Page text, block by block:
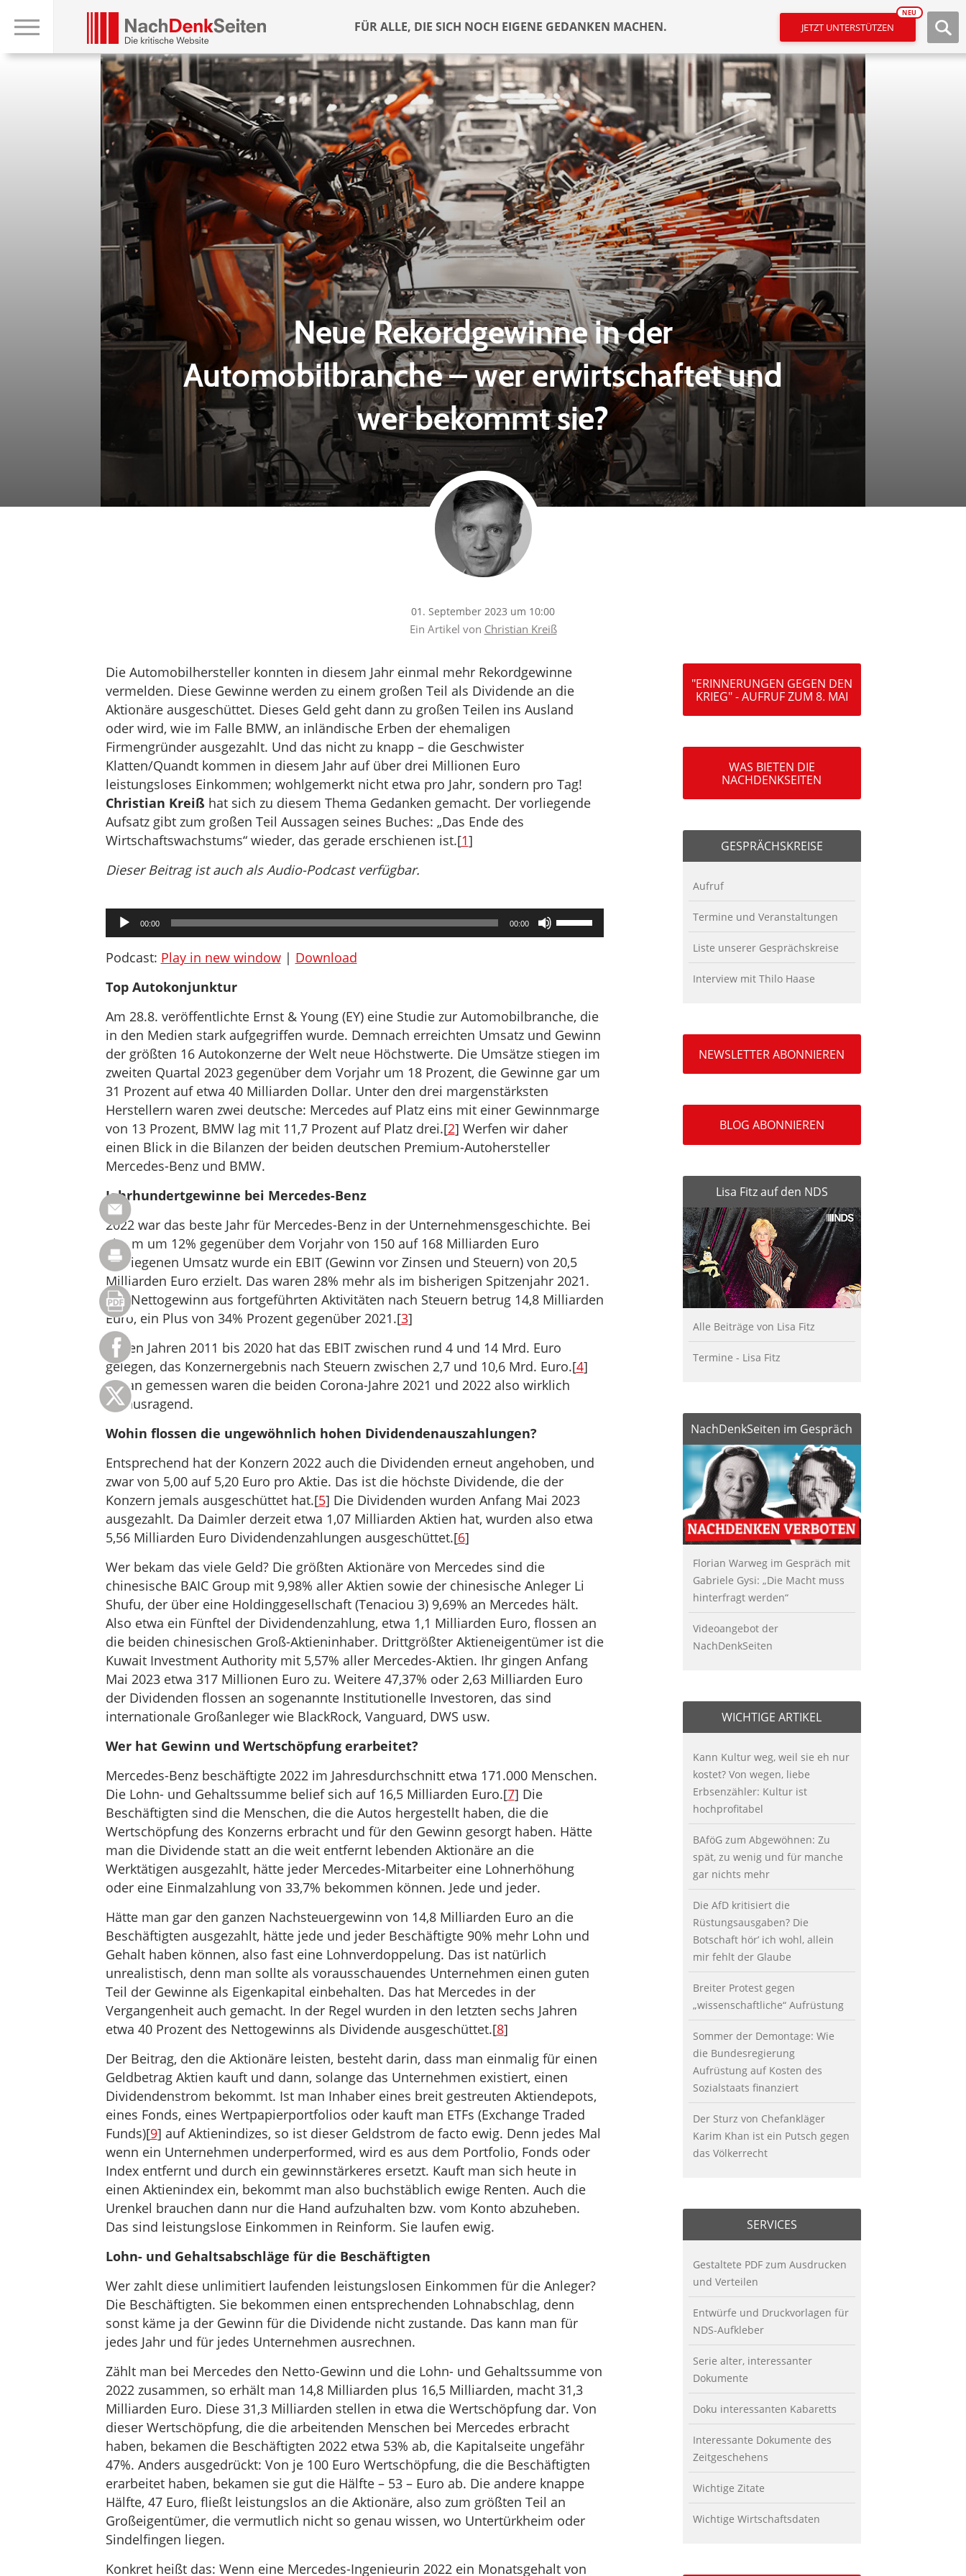
FÜR ALLE, DIE SICH NOCH EIGENE GEDANKEN MACHEN. JETZT UNTERSTÜTZEN
NEU
Neue Rekordgewinne in der
Automobilbranche – wer erwirtschaftet und
wer bekommt sie?
01. September 2023 um 10:00
Ein Artikel von Christian Kreiß
Die Automobilhersteller konnten in diesem Jahr einmal mehr Rekordgewinne
vermelden. Diese Gewinne werden zu einem großen Teil als Dividende an die
Aktionäre ausgeschüttet. Dieses Geld geht dann zu großen Teilen ins Ausland
oder wird, wie im Falle BMW, an inländische Erben der ehemaligen
Firmengründer ausgezahlt. Und das nicht zu knapp – die Geschwister
Klatten/Quandt kommen in diesem Jahr auf über drei Millionen Euro
leistungsloses Einkommen; wohlgemerkt nicht etwa pro Jahr, sondern pro Tag!
Christian Kreiß hat sich zu diesem Thema Gedanken gemacht. Der vorliegende
Aufsatz gibt zum großen Teil Aussagen seines Buches: „Das Ende des
Wirtschaftswachstums“ wieder, das gerade erschienen ist.[1]
Dieser Beitrag ist auch als Audio-Podcast verfügbar.
Audio-
Player
00:00 00:00
Pfeiltasten
Hoch/Runter
zu
regeln.
Podcast: Play in new window| Download
Top Autokonjunktur
Am 28.8. veröffentlichte Ernst & Young (EY) eine Studie zur Automobilbranche, die
in den Medien stark aufgegriffen wurde. Demnach erreichten Umsatz und Gewinn
der größten 16 Autokonzerne der Welt neue Höchstwerte. Die Umsätze stiegen im
zweiten Quartal 2023 gegenüber dem Vorjahr um 18 Prozent, die Gewinne gar um
31 Prozent auf etwa 40 Milliarden Dollar. Unter den drei margenstärksten
Herstellern waren zwei deutsche: Mercedes auf Platz eins mit einer Gewinnmarge
von 13 Prozent, BMW lag mit 11,7 Prozent auf Platz drei.[2] Werfen wir daher
einen Blick in die Bilanzen der beiden deutschen Premium-Autohersteller
Mercedes-Benz und BMW.
Jahrhundertgewinne bei Mercedes-Benz
2022 war das beste Jahr für Mercedes-Benz in der Unternehmensgeschichte. Bei
einem um 12% gegenüber dem Vorjahr von 150 auf 168 Milliarden Euro
gestiegenen Umsatz wurde ein EBIT (Gewinn vor Zinsen und Steuern) von 20,5
Milliarden Euro erzielt. Das waren 28% mehr als im bisherigen Spitzenjahr 2021.
Der Nettogewinn aus fortgeführten Aktivitäten nach Steuern betrug 14,8 Milliarden
Euro, ein Plus von 34% Prozent gegenüber 2021.[3]
In den Jahren 2011 bis 2020 hat das EBIT zwischen rund 4 und 14 Mrd. Euro
gelegen, das Konzernergebnis nach Steuern zwischen 2,7 und 10,6 Mrd. Euro.[4]
Daran gemessen waren die beiden Corona-Jahre 2021 und 2022 also wirklich
herausragend.
Wohin flossen die ungewöhnlich hohen Dividendenauszahlungen?
Entsprechend hat der Konzern 2022 auch die Dividenden erneut angehoben, und
zwar von 5,00 auf 5,20 Euro pro Aktie. Das ist die höchste Dividende, die der
Konzern jemals ausgeschüttet hat.[5] Die Dividenden wurden Anfang Mai 2023
ausgezahlt. Da Daimler derzeit etwa 1,07 Milliarden Aktien hat, wurden also etwa
5,56 Milliarden Euro Dividendenzahlungen ausgeschüttet.[6]
Wer bekam das viele Geld? Die größten Aktionäre von Mercedes sind die
chinesische BAIC Group mit 9,98% aller Aktien sowie der chinesische Anleger Li
Shufu, der über eine Holdinggesellschaft (Tenaciou 3) 9,69% an Mercedes hält.
Also etwa ein Fünftel der Dividendenzahlung, etwa 1,1 Milliarden Euro, flossen an
die beiden chinesischen Groß-Aktieninhaber. Drittgrößter Aktieneigentümer ist die
Kuwait Investment Authority mit 5,57% aller Mercedes-Aktien. Ihr gingen Anfang
Mai 2023 etwa 317 Millionen Euro zu. Weitere 47,37% oder 2,63 Milliarden Euro
der Dividenden flossen an sogenannte Institutionelle Investoren, das sind
internationale Großanleger wie BlackRock, Vanguard, DWS usw.
Wer hat Gewinn und Wertschöpfung erarbeitet?
Mercedes-Benz beschäftigte 2022 im Jahresdurchschnitt etwa 171.000 Menschen.
Die Lohn- und Gehaltssumme belief sich auf 16,5 Milliarden Euro.[7] Die
Beschäftigten sind die Menschen, die die Autos hergestellt haben, die die
Wertschöpfung des Konzerns erbracht und für den Gewinn gesorgt haben. Hätte
man die Dividende statt an die weit entfernt lebenden Aktionäre an die
Werktätigen ausgezahlt, hätte jeder Mercedes-Mitarbeiter eine Lohnerhöhung
oder eine Einmalzahlung von 33,7% bekommen können. Jede und jeder.
Hätte man gar den ganzen Nachsteuergewinn von 14,8 Milliarden Euro an die
Beschäftigten ausgezahlt, hätte jede und jeder Beschäftigte 90% mehr Lohn und
Gehalt haben können, also fast eine Lohnverdoppelung. Das ist natürlich
unrealistisch, denn man sollte als vorausschauendes Unternehmen einen guten
Teil der Gewinne als Eigenkapital einbehalten. Das hat Mercedes in der
Vergangenheit auch gemacht. In der Regel wurden in den letzten sechs Jahren
etwa 40 Prozent des Nettogewinns als Dividende ausgeschüttet.[8]
Der Beitrag, den die Aktionäre leisten, besteht darin, dass man einmalig für einen
Geldbetrag Aktien kauft und dann, solange das Unternehmen existiert, einen
Dividendenstrom bekommt. Ist man Inhaber eines breit gestreuten Aktiendepots,
eines Fonds, eines Wertpapierportfolios oder kauft man ETFs (Exchange Traded
Funds)[9] auf Aktienindizes, so ist dieser Geldstrom de facto ewig. Denn jedes Mal
wenn ein Unternehmen underperformed, wird es aus dem Portfolio, Fonds oder
Index entfernt und durch ein gewinnstärkeres ersetzt. Kauft man sich heute in
einen Aktienindex ein, bekommt man also buchstäblich ewige Renten. Auch die
Urenkel brauchen dann nur die Hand aufzuhalten bzw. vom Konto abzuheben.
Das sind leistungslose Einkommen in Reinform. Sie laufen ewig.
Lohn- und Gehaltsabschläge für die Beschäftigten
Wer zahlt diese unlimitiert laufenden leistungslosen Einkommen für die Anleger?
Die Beschäftigten. Sie bekommen einen entsprechenden Lohnabschlag, denn
sonst käme ja der Gewinn für die Dividende nicht zustande. Das kann man für
jedes Jahr und für jedes Unternehmen ausrechnen.
Zählt man bei Mercedes den Netto-Gewinn und die Lohn- und Gehaltssumme von
2022 zusammen, so erhält man 14,8 Milliarden plus 16,5 Milliarden, macht 31,3
Milliarden Euro. Diese 31,3 Milliarden stellen in etwa die Wertschöpfung dar. Von
dieser Wertschöpfung, die die arbeitenden Menschen bei Mercedes erbracht
haben, bekamen die Beschäftigten 2022 etwa 53% ab, die Kapitalseite ungefähr
47%. Anders ausgedrückt: Von je 100 Euro Wertschöpfung, die die Beschäftigten
erarbeitet haben, bekamen sie gut die Hälfte – 53 – Euro ab. Die andere knappe
Hälfte, 47 Euro, fließt leistungslos an die Aktionäre, also zum größten Teil an
Großeigentümer, die vermutlich nicht so genau wissen, wo Untertürkheim oder
Sindelfingen liegen.
Konkret heißt das: Wenn eine Mercedes-Ingenieurin 2022 ein Monatsgehalt von
"ERINNERUNGEN GEGEN DEN
KRIEG" - AUFRUF ZUM 8. MAI
WAS BIETEN DIE
NACHDENKSEITEN
GESPRÄCHSKREISE
Aufruf
Termine und Veranstaltungen
Liste unserer Gesprächskreise
Interview mit Thilo Haase
NEWSLETTER ABONNIEREN
BLOG ABONNIEREN
Lisa Fitz auf den NDS
Alle Beiträge von Lisa Fitz
Termine - Lisa Fitz
NachDenkSeiten im Gespräch
Florian Warweg im Gespräch mit
Gabriele Gysi: „Die Macht muss
hinterfragt werden“
Videoangebot der
NachDenkSeiten
WICHTIGE ARTIKEL
Kann Kultur weg, weil sie eh nur
kostet? Von wegen, liebe
Erbsenzähler: Kultur ist
hochprofitabel
BAföG zum Abgewöhnen: Zu
spät, zu wenig und für manche
gar nichts mehr
Die AfD kritisiert die
Rüstungsausgaben? Die
Botschaft hör’ ich wohl, allein
mir fehlt der Glaube
Breiter Protest gegen
„wissenschaftliche“ Aufrüstung
Sommer der Demontage: Wie
die Bundesregierung
Aufrüstung auf Kosten des
Sozialstaats finanziert
Der Sturz von Chefankläger
Karim Khan ist ein Putsch gegen
das Völkerrecht
SERVICES
Gestaltete PDF zum Ausdrucken
und Verteilen
Entwürfe und Druckvorlagen für
NDS-Aufkleber
Serie alter, interessanter
Dokumente
Doku interessanten Kabaretts
Interessante Dokumente des
Zeitgeschehens
Wichtige Zitate
Wichtige Wirtschaftsdaten